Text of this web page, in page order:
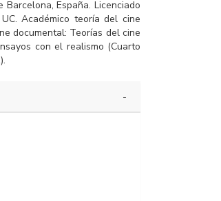
España. Licenciado
Académico teoría del cine
documental: Teorías del cine
con el realismo (Cuarto